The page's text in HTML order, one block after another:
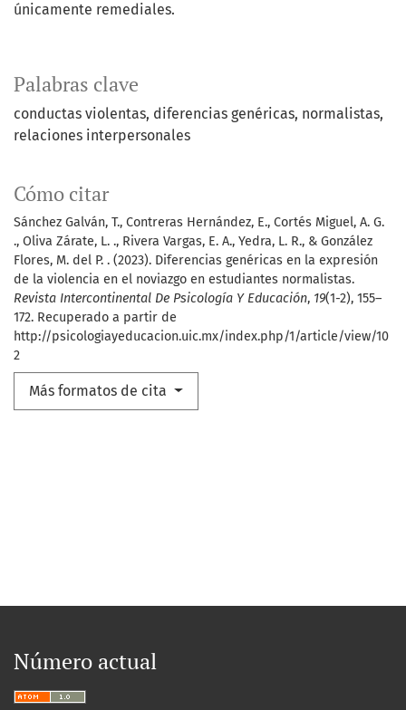
Palabras clave
conductas violentas diferencias genéricas normalistas
relaciones interpersonales
Cómo citar
Sánchez Galván, T., Contreras Hernández, E., Cortés Miguel, A. G.
., Oliva Zárate, L. ., Rivera Vargas, E. A., Yedra, L. R., & González
Flores, M. del P. . (2023). Diferencias genéricas en la expresión
de la violencia en el noviazgo en estudiantes normalistas.
Revista Intercontinental De Psicología Y Educación, 19(1-2), 155–
172. Recuperado a partir de
http://psicologiayeducacion.uic.mx/index.php/1/article/view/10
2
Más formatos de cita
únicamente remediales.
Número actual